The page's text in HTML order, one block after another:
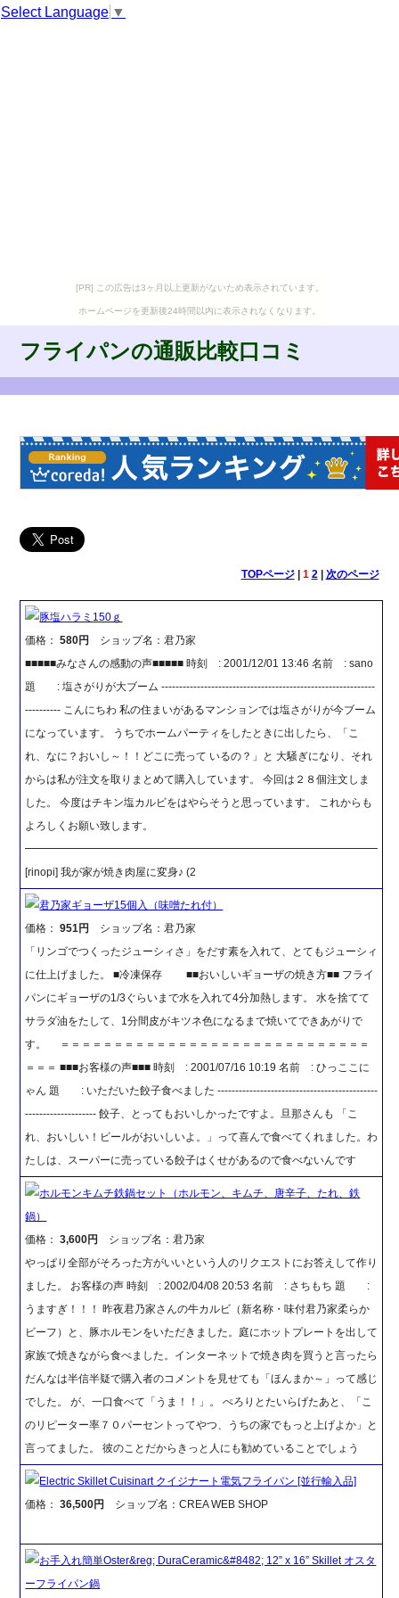
Select Language ▼
[PR] この広告は3ヶ月以上更新がないため表示されています。
ホームページを更新後24時間以内に表示されなくなります。
フライパンの通販比較口コミ
TOPページ| 1 2| 次のページ
豚塩ハラミ150ｇ
価格：580円
ショップ名：君乃家
■■■■■みなさんの感動の声■■■■■ 時刻 : 2001/12/01 13:46 名前 : sano
題 : 塩さがりが大ブーム ------------------------------------------------------------
---------- こんにちわ 私の住まいがあるマンションでは塩さがりが今ブーム
になっています。 うちでホームパーティをしたときに出したら、「こ
れ、なに？おいし～！！どこに売って いるの？」と 大騒ぎになり、それ
からは私が注文を取りまとめて購入しています。 今回は２８個注文しま
した。 今度はチキン塩カルビをはやらそうと思っています。 これからも
よろしくお願い致します。
━━━━━━━━━━━━━━━━━━━━━━━━━━━━━━━━━
[rinopi] 我が家が焼き肉屋に変身♪ (2
君乃家ギョーザ15個入（味噌たれ付）
価格：951円
ショップ名：君乃家
「リンゴでつくったジューシィさ」をだす素を入れて、とてもジューシィ
に仕上げました。 ■冷凍保存 ■■おいしいギョーザの焼き方■■ フライ
パンにギョーザの1/3ぐらいまで水を入れて4分加熱します。 水を捨てて
サラダ油をたして、1分間皮がキツネ色になるまで焼いてできあがりで
す。 ＝＝＝＝＝＝＝＝＝＝＝＝＝＝＝＝＝＝＝＝＝＝＝＝＝＝＝＝＝
＝＝＝ ■■■お客様の声■■■ 時刻 : 2001/07/16 10:19 名前 : ひっここに
ゃん 題 : いただいた餃子食べました ---------------------------------------------
-------------------- 餃子、とってもおいしかったですよ。旦那さんも 「こ
れ、おいしい！ビールがおいしいよ。」って喜んで食べてくれました。わ
たしは、スーパーに売っている餃子はくせがあるので食べないんです
ホルモンキムチ鉄鍋セット（ホルモン、キムチ、唐辛子、たれ、鉄
鍋）
価格：3,600円
ショップ名：君乃家
やっぱり全部がそろった方がいいという人のリクエストにお答えして作り
ました。 お客様の声 時刻 : 2002/04/08 20:53 名前 : さちもち 題 :
うますぎ！！！ 昨夜君乃家さんの牛カルビ（新名称・味付君乃家柔らか
ビーフ）と、豚ホルモンをいただきました。庭にホットプレートを出して
家族で焼きながら食べました。インターネットで焼き肉を買うと言ったら
だんなは半信半疑で購入者のコメントを見せても「ほんまか～」って感じ
でした。 が、一口食べて「うま！！」。 ぺろりとたいらげたあと、「こ
のリピーター率７０パーセントってやつ、うちの家でもっと上げよか」と
言ってました。 彼のことだからきっと人にも勧めていることでしょう
Electric Skillet Cuisinart クイジナート電気フライパン [並行輸入品]
価格：36,500円 ショップ名：CREA WEB SHOP
お手入れ簡単Oster&reg; DuraCeramic&#8482; 12” x 16” Skillet オスタ
ーフライパン鍋